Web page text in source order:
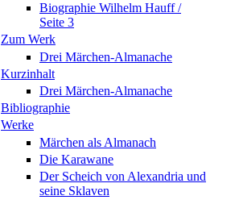
Biographie Wilhelm Hauff /
Seite 3
Zum Werk
Drei Märchen-Almanache
Kurzinhalt
Drei Märchen-Almanache
Bibliographie
Werke
Märchen als Almanach
Die Karawane
Der Scheich von Alexandria und
seine Sklaven